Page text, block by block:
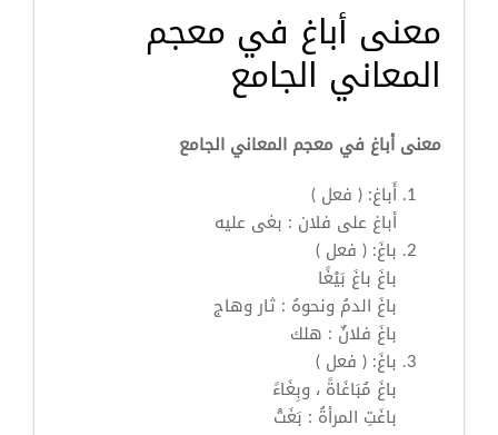
معنى أباغ في معجم
المعاني الجامع
معنى أباغ في معجم المعاني الجامع
أَباغ: ( فعل )
أباغ على فلان : بغى عليه
باغَ: ( فعل )
باغَ باغَ بَيْغًا
باغَ الدمُ ونحوهُ : ثار وهاج
باغَ فلانٌ : هلك
باغَ: ( فعل )
باغَ مُبَاغَاةً ، وبِغَاءً
باغَتِ المرأةُ : بَغَتْ